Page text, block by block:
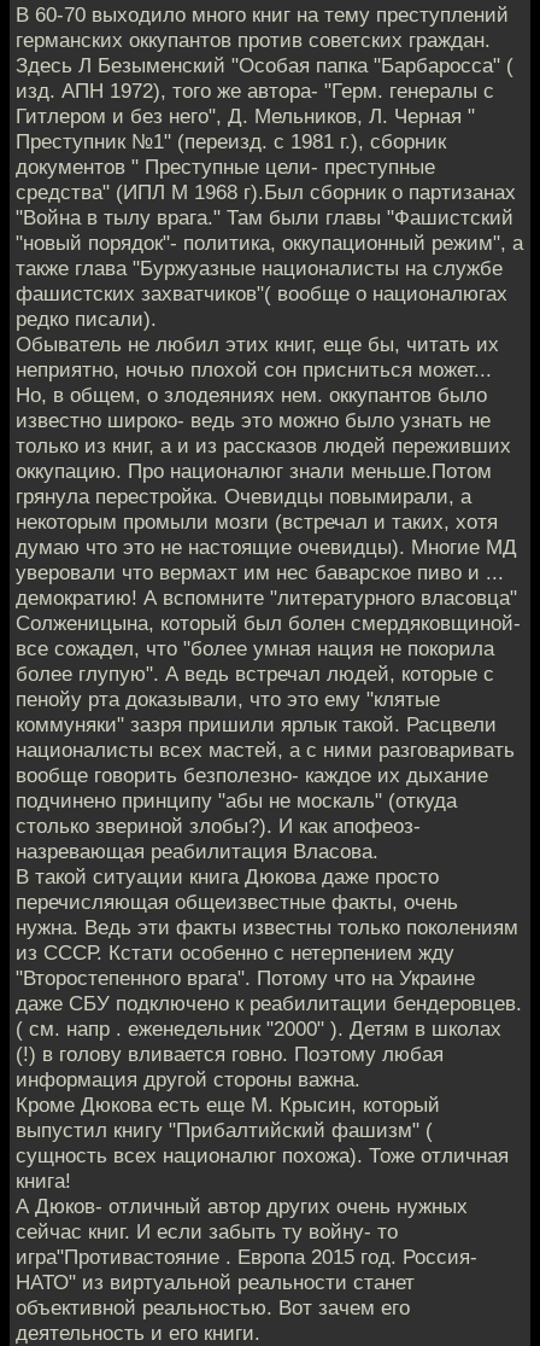
В 60-70 выходило много книг на тему преступлений
германских оккупантов против советских граждан.
Здесь Л Безыменский "Особая папка "Барбаросса" (
изд. АПН 1972), того же автора- "Герм. генералы с
Гитлером и без него", Д. Мельников, Л. Черная "
Преступник №1" (переизд. с 1981 г.), сборник
документов " Преступные цели- преступные
средства" (ИПЛ М 1968 г).Был сборник о партизанах
"Война в тылу врага." Там были главы "Фашистский
"новый порядок"- политика, оккупационный режим", а
также глава "Буржуазные националисты на службе
фашистских захватчиков"( вообще о националюгах
редко писали).
Обыватель не любил этих книг, еще бы, читать их
неприятно, ночью плохой сон присниться может...
Но, в общем, о злодеяниях нем. оккупантов было
известно широко- ведь это можно было узнать не
только из книг, а и из рассказов людей переживших
оккупацию. Про националюг знали меньше.Потом
грянула перестройка. Очевидцы повымирали, а
некоторым промыли мозги (встречал и таких, хотя
думаю что это не настоящие очевидцы). Многие МД
уверовали что вермахт им нес баварское пиво и ...
демократию! А вспомните "литературного власовца"
Солженицына, который был болен смердяковщиной-
все сожадел, что "более умная нация не покорила
более глупую". А ведь встречал людей, которые с
пенойу рта доказывали, что это ему "клятые
коммуняки" зазря пришили ярлык такой. Расцвели
националисты всех мастей, а с ними разговаривать
вообще говорить безполезно- каждое их дыхание
подчинено принципу "абы не москаль" (откуда
столько звериной злобы?). И как апофеоз-
назревающая реабилитация Власова.
В такой ситуации книга Дюкова даже просто
перечисляющая общеизвестные факты, очень
нужна. Ведь эти факты известны только поколениям
из СССР. Кстати особенно с нетерпением жду
"Второстепенного врага". Потому что на Украине
даже СБУ подключено к реабилитации бендеровцев.
( см. напр . еженедельник "2000" ). Детям в школах
(!) в голову вливается говно. Поэтому любая
информация другой стороны важна.
Кроме Дюкова есть еще М. Крысин, который
выпустил книгу "Прибалтийский фашизм" (
сущность всех националюг похожа). Тоже отличная
книга!
А Дюков- отличный автор других очень нужных
сейчас книг. И если забыть ту войну- то
игра"Противастояние . Европа 2015 год. Россия-
НАТО" из виртуальной реальности станет
объективной реальностью. Вот зачем его
деятельность и его книги.